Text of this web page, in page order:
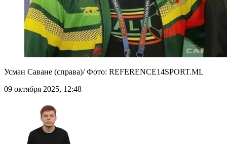
Усман Саване (справа)/ Фото: REFERENCE14SPORT.ML
09 октября 2025, 12:48